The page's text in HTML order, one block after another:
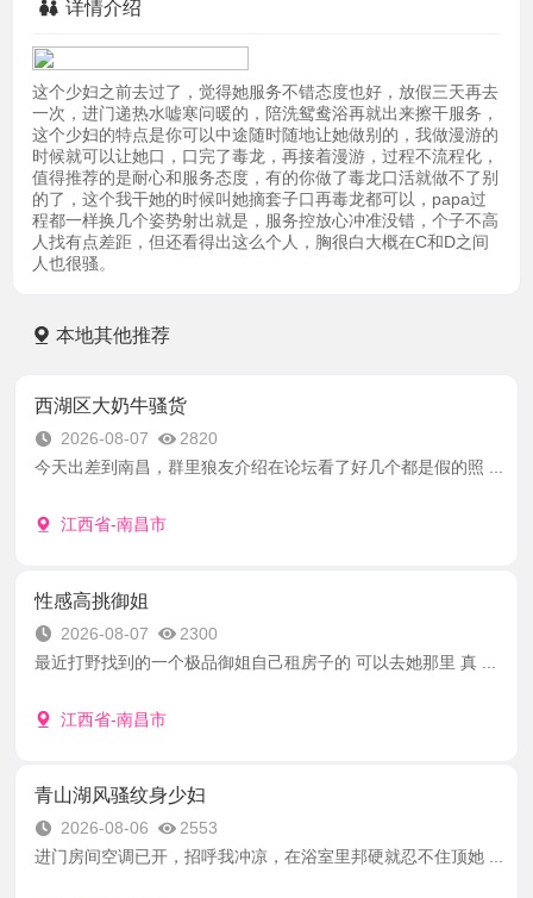
详情介绍
这个少妇之前去过了，觉得她服务不错态度也好，放假三天再去
一次，进门递热水嘘寒问暖的，陪洗鸳鸯浴再就出来擦干服务，
这个少妇的特点是你可以中途随时随地让她做别的，我做漫游的
时候就可以让她口，口完了毒龙，再接着漫游，过程不流程化，
值得推荐的是耐心和服务态度，有的你做了毒龙口活就做不了别
的了，这个我干她的时候叫她摘套子口再毒龙都可以，papa过
程都一样换几个姿势射出就是，服务控放心冲准没错，个子不高
人找有点差距，但还看得出这么个人，胸很白大概在C和D之间
人也很骚。
本地其他推荐
西湖区大奶牛骚货
2026-08-07
2820
今天出差到南昌，群里狼友介绍在论坛看了好几个都是假的照 ...
江西省-南昌市
性感高挑御姐
2026-08-07
2300
最近打野找到的一个极品御姐自己租房子的 可以去她那里 真 ...
江西省-南昌市
青山湖风骚纹身少妇
2026-08-06
2553
进门房间空调已开，招呼我冲凉，在浴室里邦硬就忍不住顶她 ...